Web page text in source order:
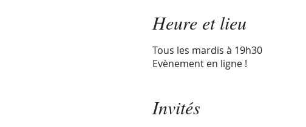
Heure et lieu
Tous les mardis à 19h30
Evènement en ligne !
Invités